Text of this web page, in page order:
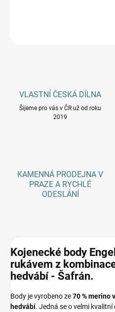
VLASTNÍ ČESKÁ DÍLNA
Šijeme pro vás v ČR už od roku
2019
KAMENNÁ PRODEJNA V
PRAZE A RYCHLÉ
ODESLÁNÍ
Kojenecké body
rukávem z
hedvábí - Šafrán.
Body je vyrobeno ze70 % merino
hedvábí. Jedná se o velmi kvalitní